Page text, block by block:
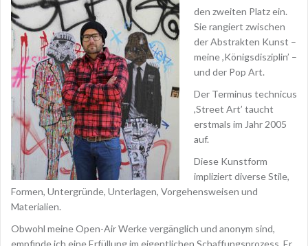
den zweiten Platz ein.
Sie rangiert zwischen
der Abstrakten Kunst –
meine ,Königsdisziplin’ –
und der Pop Art.
Der Terminus technicus
,Street Art’ taucht
erstmals im Jahr 2005
auf.
Diese Kunstform
impliziert diverse Stile,
Formen, Untergründe, Unterlagen, Vorgehensweisen und
Materialien.
Obwohl meine Open-Air Werke vergänglich und anonym sind,